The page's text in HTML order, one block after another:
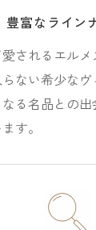
豊富なライン
されるエルメ
ない希少な
る名品との
す。